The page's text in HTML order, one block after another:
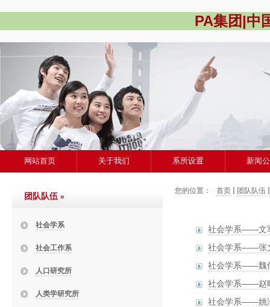
PA集团|中
网站首页 关于我们 系所设置 新闻
团队队伍 »
社会学系
社会工作系
人口研究所
人类学研究所
您的位置： 首页 团队队伍
社会学系——文
社会学系——张
社会学系——魏
社会学系——赵
社会学系——姚